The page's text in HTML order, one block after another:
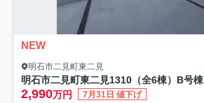
NEW
明石市二見町東二見
明石市二見町東二見1310（全6棟）B号棟
2,990万円 7月31日 値下げ